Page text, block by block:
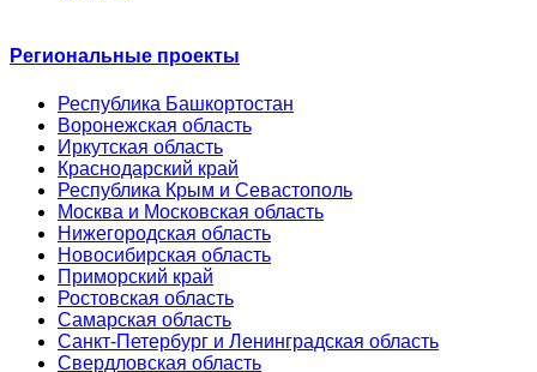
Региональные проекты
Республика Башкортостан
Воронежская область
Иркутская область
Краснодарский край
Республика Крым и Севастополь
Москва и Московская область
Нижегородская область
Новосибирская область
Приморский край
Ростовская область
Самарская область
Санкт-Петербург и Ленинградская область
Свердловская область